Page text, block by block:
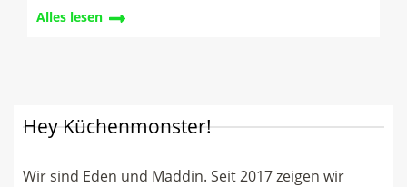
Alles lesen
Hey Küchenmonster!
Wir sind Eden und Maddin. Seit 2017 zeigen wir